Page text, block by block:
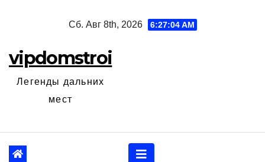
Сб. Авг 8th, 2026 6:27:05 AM
vipdomstroi
Легенды дальних
мест